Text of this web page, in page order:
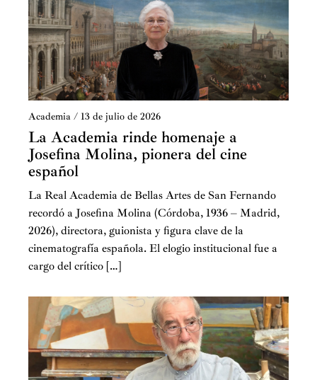
Academia / 13 de julio de 2026
La Academia rinde homenaje a
Josefina Molina, pionera del cine
español
La Real Academia de Bellas Artes de San Fernando
recordó a Josefina Molina (Córdoba, 1936 – Madrid,
2026), directora, guionista y figura clave de la
cinematografía española. El elogio institucional fue a
cargo del crítico […]